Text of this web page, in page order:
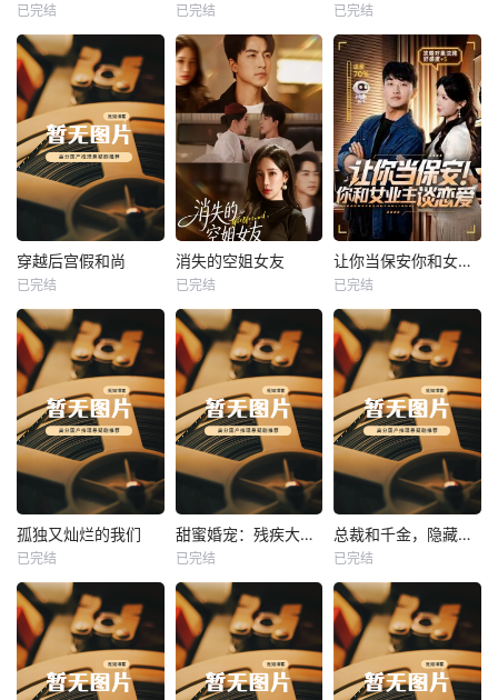
邪王追妻
未知
已完结
未知
已完结 我的AI女友
未知
已完结
热播
未知
穿越后宫假和尚
已完结
热播
未知
消失的空姐女友
已完结
热播
未知
让你当保安你和女业主谈恋爱
已完结
热播
未知
孤独又灿烂的我们
已完结
热播
未知
甜蜜婚宠：残疾大佬夜夜撩
已完结
热播
未知
总裁和千金，隐藏身份闪婚了
已完结